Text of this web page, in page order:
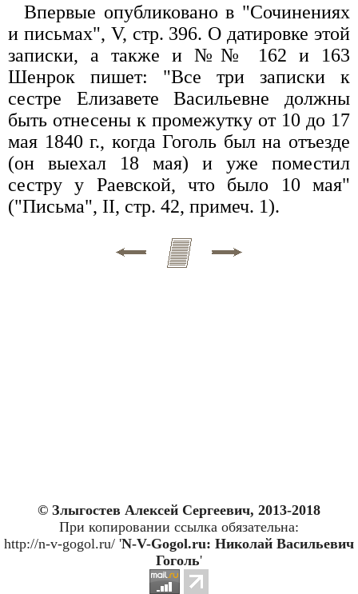
Впервые опубликовано в "Сочинениях
и письмах", V, стр. 396. О датировке этой
записки, а также и №№ 162 и 163
Шенрок пишет: "Все три записки к
сестре Елизавете Васильевне должны
быть отнесены к промежутку от 10 до 17
мая 1840 г., когда Гоголь был на отъезде
(он выехал 18 мая) и уже поместил
сестру у Раевской, что было 10 мая"
("Письма", II, стр. 42, примеч. 1).
© Злыгостев Алексей Сергеевич, 2013-2018
При копировании ссылка обязательна:
http://n-v-gogol.ru/ 'N-V-Gogol.ru: Николай Васильевич
Гоголь'